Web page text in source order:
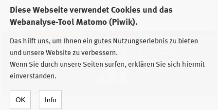
Diese Webseite verwendet Cookies und das
Webanalyse-Tool Matomo (Piwik).
Das hilft uns, um Ihnen ein gutes Nutzungserlebnis zu bieten
und unsere Website zu verbessern.
Wenn Sie durch unsere Seiten surfen, erklären Sie sich hiermit
einverstanden.
OK Info
Zur Auswahl der Einrichtungen der
Stiftung Sächsische Gedenkstätten